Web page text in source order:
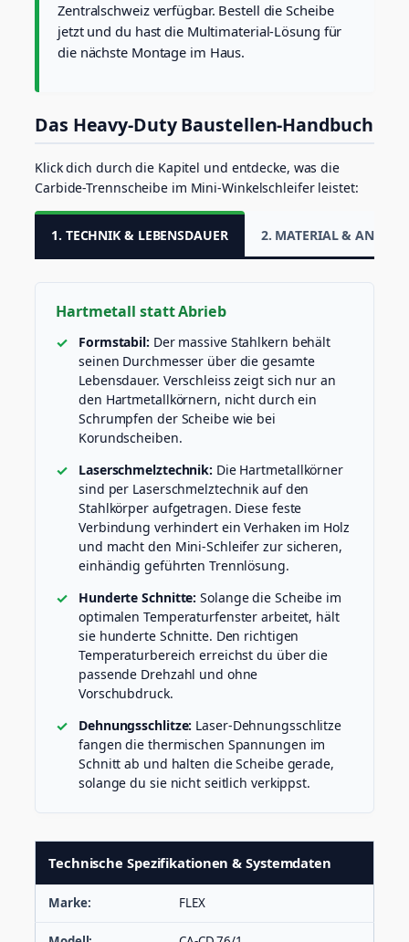
Zentralschweiz verfügbar. Bestell die Scheibe
jetzt und du hast die Multimaterial-Lösung für
die nächste Montage im Haus.
Das Heavy-Duty Baustellen-Handbuch
Klick dich durch die Kapitel und entdecke, was die
Carbide-Trennscheibe im Mini-Winkelschleifer leistet:
1. TECHNIK & LEBENSDAUER 2. MATERIAL &
Hartmetall statt Abrieb
Formstabil: Der massive Stahlkern behält
seinen Durchmesser über die gesamte
Lebensdauer. Verschleiss zeigt sich nur an
den Hartmetallkörnern, nicht durch ein
Schrumpfen der Scheibe wie bei
Korundscheiben.
Laserschmelztechnik: Die Hartmetallkörner
sind per Laserschmelztechnik auf den
Stahlkörper aufgetragen. Diese feste
Verbindung verhindert ein Verhaken im Holz
und macht den Mini-Schleifer zur sicheren,
einhändig geführten Trennlösung.
Hunderte Schnitte: Solange die Scheibe im
optimalen Temperaturfenster arbeitet, hält
sie hunderte Schnitte. Den richtigen
Temperaturbereich erreichst du über die
passende Drehzahl und ohne
Vorschubdruck.
Dehnungsschlitze: Laser-Dehnungsschlitze
fangen die thermischen Spannungen im
Schnitt ab und halten die Scheibe gerade,
solange du sie nicht seitlich verkippst.
Technische Spezifikationen & Systemdaten
Marke: FLEX